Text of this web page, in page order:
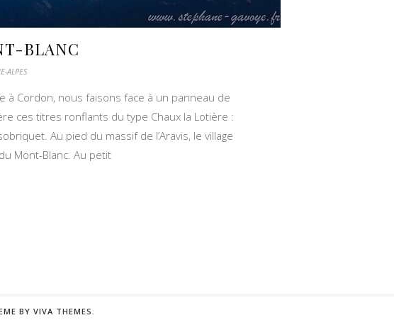
BLANC
ALPES
à Cordon, nous faisons face à un panneau de
ces titres ronflants du type Chaux la Lotière :
Au pied du massif de l’Aravis, le village
Mont-Blanc. Au petit
BYVIVA THEMES .